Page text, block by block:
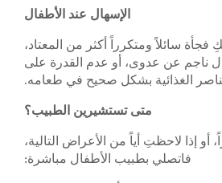
الإسهال عند الأطفال
فجأة سائلاً ومتكرراً أكثر من المعتاد،
ناجم عن عدوى، أو عدم القدرة على
الغذائية بشكل صحيح في طعامه.
متى تستشيرين الطبيب؟
أو إذا لاحظتِ أياً من الأعراض التالية،
فاتصلي بطبيب الأطفال مباشرة: